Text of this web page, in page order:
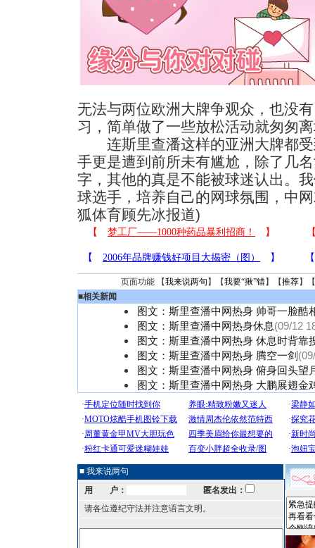
无法与两位欧洲大牌争观众，也没
习，简单做了一些放松活动就匆匆
连斯里查潘这样的亚洲大牌都受
手更是遭到前所未有尴尬，除了几
字，其他的真是不能被球迷认出。
球选手，培养自己的网球氛围，中
狐体育顾先冰报道)
页面功能 【我来说两句 】【我要“揪”错】【推荐】
■相关新闻
图文：斯里查潘中网热身 帅哥一脸酷
图文：斯里查潘中网热身休息(09/12
图文：斯里查潘中网热身 休息时背靠
图文：斯里查潘中网热身 腾空一剑
图文：斯里查潘中网热身 俯身回头望
图文：斯里查潘中网热身 大鹏展翅金
■ 我来说两句
用 户：
匿名发出：
请各位遵纪守法并注意语言文明。